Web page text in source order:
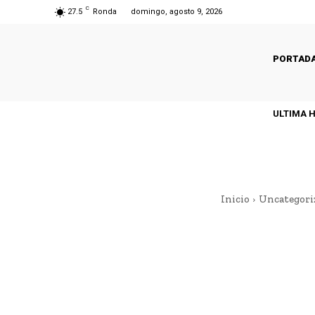
27.5 C Ronda domingo, agosto 9, 2026
ULTIMA
Inicio